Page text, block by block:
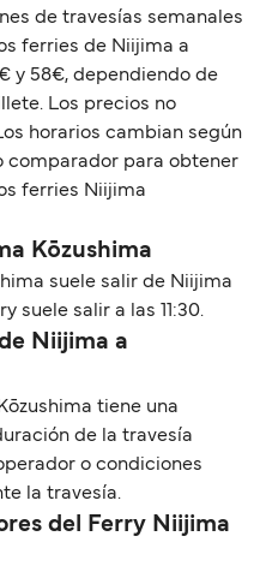
de travesías semanales
ferries de Niijima a
y 58€, dependiendo de
Los precios no
horarios cambian según
comparador para obtener
ferries Niijima
Kōzushima
suele salir de Niijima
suele salir a las 11:30.
Niijima a
tiene una
de la travesía
o condiciones
la travesía.
del Ferry Niijima